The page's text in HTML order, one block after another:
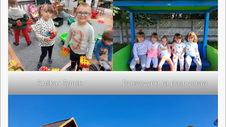
Aluśka i Tymek. Dziewczynki na placu zabaw.